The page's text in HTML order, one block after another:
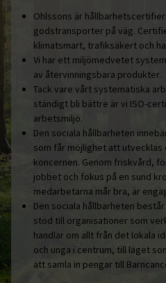
Ohlssons är
godstransporter på väg.
klimatsmart, trafiksäkert och
Vi har ett miljömedvetet
av återvinningsbara produkter.
Tack vare vårt systematiska
ständigt bli bättre är vi ISO-
arbetsmiljö.
Den sociala hållbarheten
som får möjlighet att utvecklas
koncernen. Genom friskvård,
jobbet och fokus på en sund
medarbetarna mår bra, är
Den sociala hållbarheten
stöd till organisationer som
handlar om allt från det lokala
och unga i centrum, till laget
att samla in pengar till